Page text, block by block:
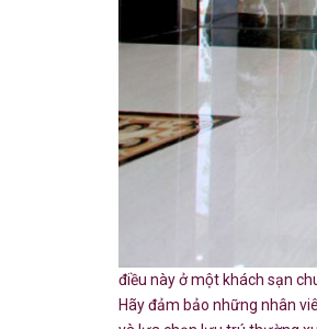
điều này ở một khách sạn
Hãy đảm bảo những nhân